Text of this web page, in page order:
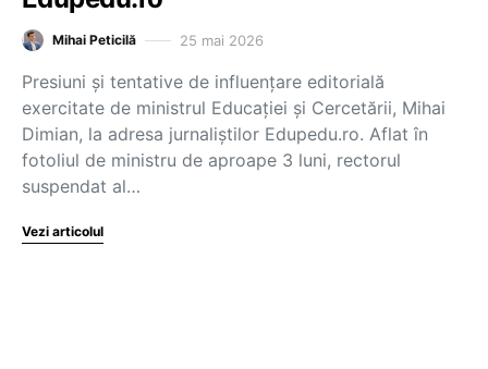
Mihai Peticilă 25 mai 2026
Presiuni și tentative de influențare editorială
exercitate de ministrul Educației și Cercetării, Mihai
Dimian, la adresa jurnaliștilor Edupedu.ro. Aflat în
fotoliul de ministru de aproape 3 luni, rectorul
suspendat al…
Vezi articolul